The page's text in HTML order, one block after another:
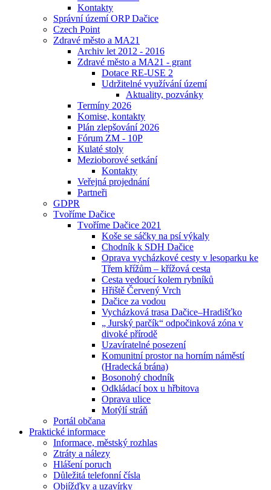
Kontakty
Správní území ORP Dačice
Czech Point
Zdravé město a MA21
Archiv let 2012 - 2016
Zdravé město a MA21 - grant
Dotace RE-USE 2
Udržitelné využívání území
Aktuality, pozvánky
Termíny 2026
Komise, kontakty
Plán zlepšování 2026
Fórum ZM - 10P
Kulaté stoly
Mezioborové setkání
Kontakty
Veřejná projednání
Partneři
GDPR
Tvoříme Dačice
Tvoříme Dačice 2021
Koše se sáčky na psí výkaly
Chodník k SDH Dačice
Oprava vycházkové cesty v lesoparku ke
Třem křížům – křížová cesta
Cesta vedoucí kolem rybníků
Hřiště Červený Vrch
Dačice za vodou
Vycházková trasa Dačice–Hradišťko
„ Jurský parčík“ odpočinková zóna v
divoké přírodě
Uzavíratelné posezení
Komunitní prostor na horním náměstí
(Hradecká brána)
Bosonohý chodník
Odkládací box u hřbitova
Oprava ulice
Motýlí stráň
Portál občana
Praktické informace
Informace, městský rozhlas
Ztráty a nálezy
Hlášení poruch
Důležitá telefonní čísla
Objížďky a uzavírky